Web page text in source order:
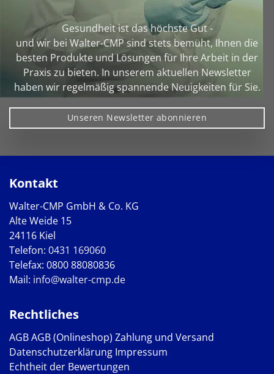
Gesundheit ist das höchste Gut -
und wir bei Walter‑CMP sind stets bemüht, Ihnen die
besten Produkte und Lösungen für Ihre Arbeit in der
Praxis zu bieten. In unserem aktuellen Newsletter
haben wir regelmäßig spannende Neuigkeiten für Sie.
Unseren Newsletter abonnieren
Kontakt
Walter-CMP GmbH & Co. KG
Alte Weide 15
24116 Kiel
Telefon: 0431 169060
Telefax: 0800 88080836
Mail: info@walter-cmp.de
Rechtliches
AGBAGB (Onlineshop) Zahlung und Versand
Datenschutzerklärung Impressum
Echtheit der Bewertungen